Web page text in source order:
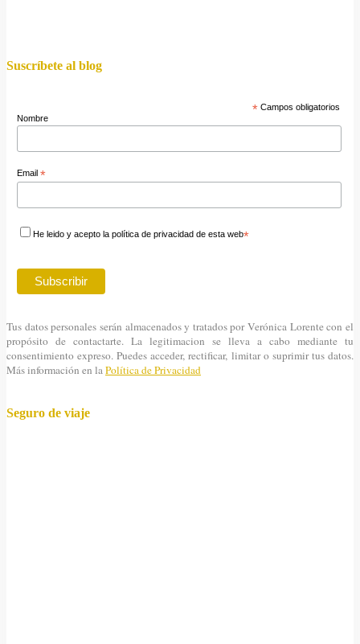
Suscríbete al blog
* Campos obligatorios
Nombre
Email *
He leido y acepto la política de privacidad de esta web*
Tus datos personales serán almacenados y tratados por Verónica Lorente con el
propósito de contactarte. La legitimacion se lleva a cabo mediante tu
consentimiento expreso. Puedes acceder, rectificar, limitar o suprimir tus datos.
Más información en laPolítica de Privacidad
Seguro de viaje